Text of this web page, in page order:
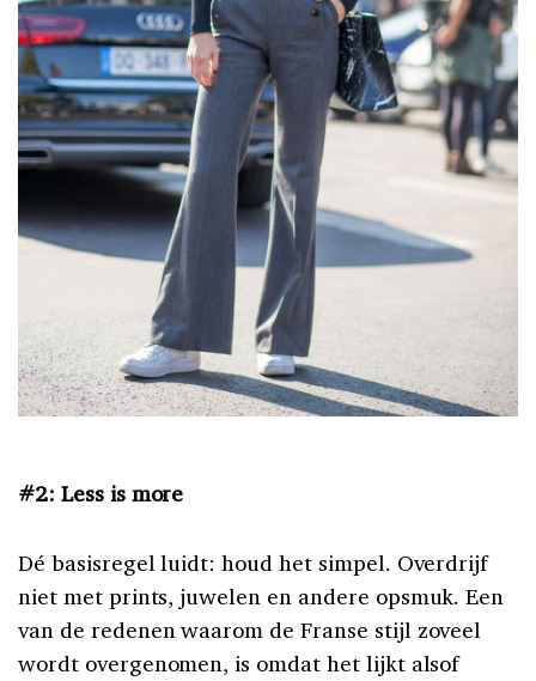
#2: Less is more
Dé basisregel luidt: houd het simpel. Overdrijf
niet met prints, juwelen en andere opsmuk. Een
van de redenen waarom de Franse stijl zoveel
wordt overgenomen, is omdat het lijkt alsof